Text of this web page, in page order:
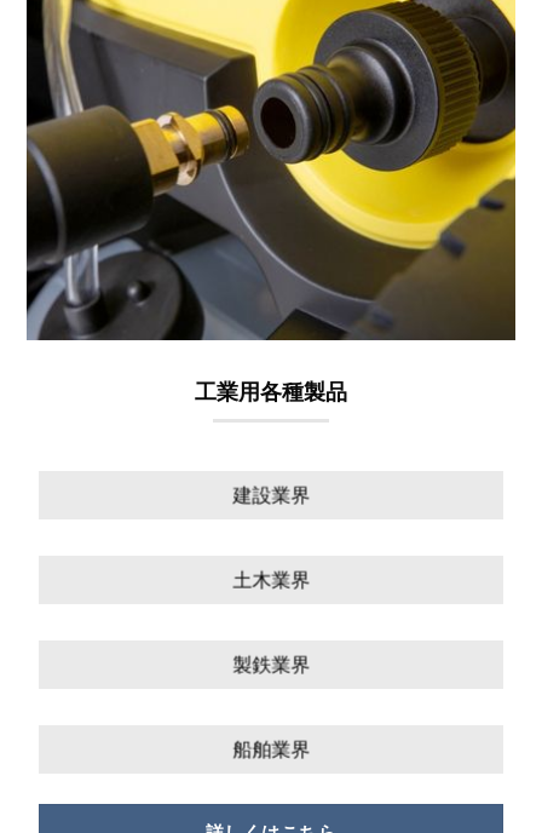
工業用各種製品
建設業界
土木業界
製鉄業界
船舶業界